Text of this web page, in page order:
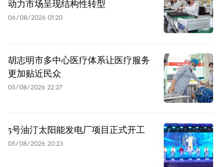
动力市场呈现结构性转型
06/08/2026 01:20
胡志明市多中心医疗体系让医疗服务
更加贴近民众
05/08/2026 22:27
5号油汀太阳能发电厂项目正式开工
05/08/2026 20:23